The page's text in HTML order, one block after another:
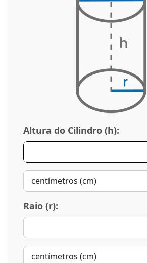
Altura do Cilindro (h):
Raio (r):